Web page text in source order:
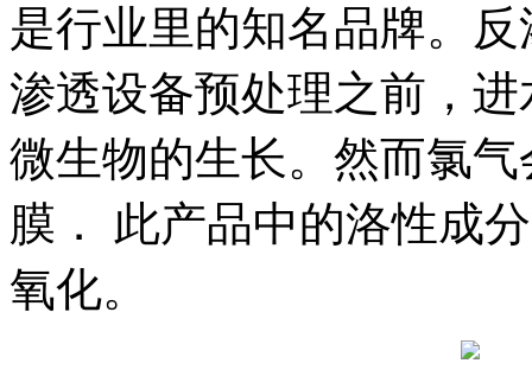
是行业里的知名品牌。
渗透设备预处理之前，
微生物的生长。然而氯
膜．
此产品中的洛性成
氧化。